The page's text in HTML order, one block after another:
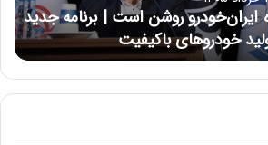
ایران‌خودرو روشن است | برنامه جدید
خودروهای باکیفیت